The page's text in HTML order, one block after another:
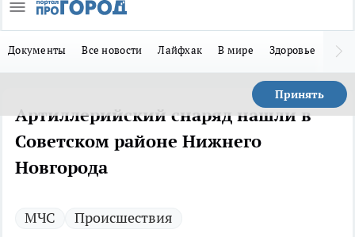
Документы Все новости Лайфхак В мире Здоровье
Принять
Артиллерийский снаряд нашли в
Советском районе Нижнего
Новгорода
МЧС Происшествия